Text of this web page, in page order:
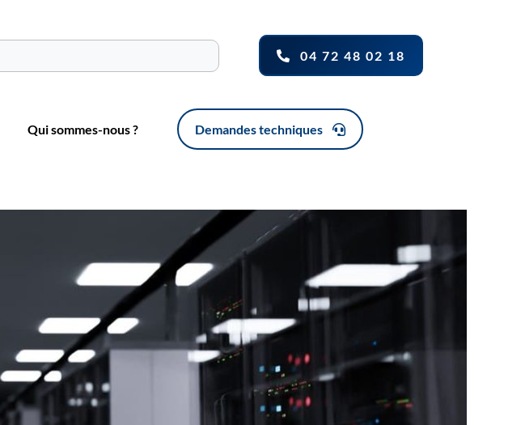
04 72 48 02 18
Qui sommes-nous ? Demandes techniques